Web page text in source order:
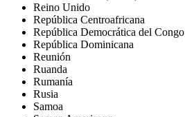
Reino Unido
República Centroafricana
República Democrática del Congo
República Dominicana
Reunión
Ruanda
Rumanía
Rusia
Samoa